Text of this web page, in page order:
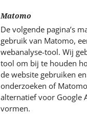
Matomo
De volgende pagina’s
gebruik van Matomo,
webanalyse-tool. Wij
tool om bij te houden
de website gebruiken
onderzoeken of
alternatief voor Google
vormen.